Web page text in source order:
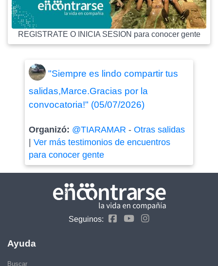
REGISTRATE O INICIA SESION para conocer gente
"Siempre es lindo compartir tus
salidas,Marce.Gracias por la
convocatoria!" (05/07/2026)
Organizó: @TIARAMAR - Otras salidas
Ver más testimonios de encuentros
para conocer gente
Seguinos:
Ayuda
Buscar